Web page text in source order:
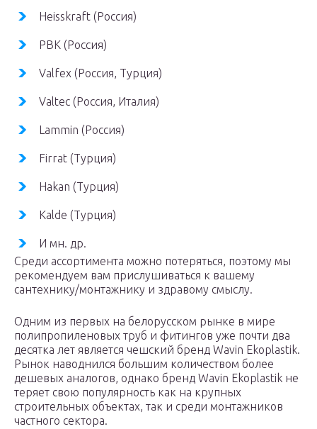
Heisskraft (Россия)
РВК (Россия)
Valfex (Россия, Турция)
Valtec (Россия, Италия)
Lammin (Россия)
Firrat (Турция)
Hakan (Турция)
Kalde (Турция)
И мн. др.
Среди ассортимента можно потеряться, поэтому мы
рекомендуем вам прислушиваться к вашему
сантехнику/монтажнику и здравому смыслу.
Одним из первых на белорусском рынке в мире
полипропиленовых труб и фитингов уже почти два
десятка лет является чешский бренд Wavin Ekoplastik.
Рынок наводнился большим количеством более
дешевых аналогов, однако бренд Wavin Ekoplastik не
теряет свою популярность как на крупных
строительных объектах, так и среди монтажников
частного сектора.